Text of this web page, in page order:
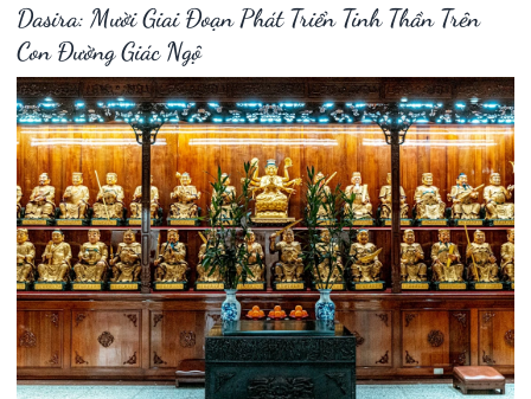
Dasira: Mười Giai Đoạn Phát Triển Tinh Thần Trên
Con Đường Giác Ngộ